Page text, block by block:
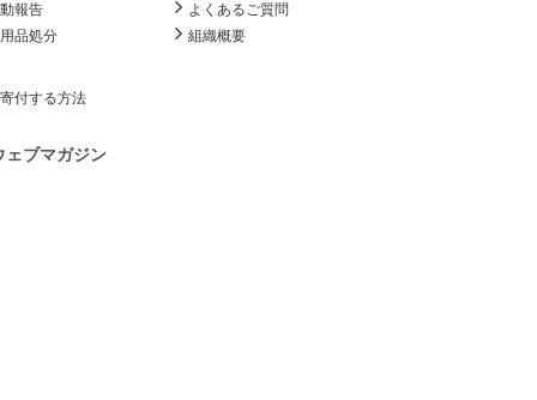
報告
よくあるご質問
品処分
組織概要
付する方法
ェブマガジン